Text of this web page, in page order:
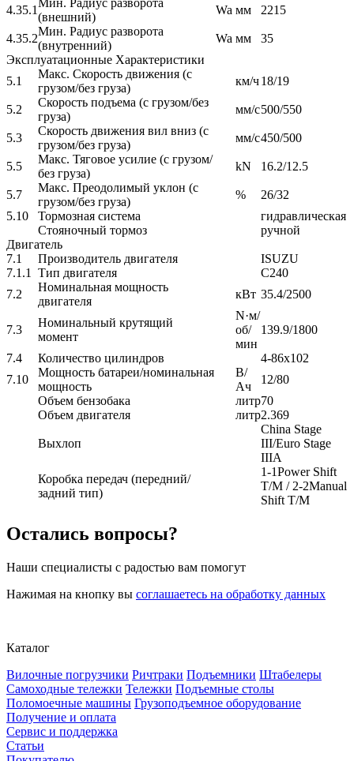
4.35.1
(внешний)
Wa мм 2215
4.35.2
Мин. Радиус разворота
(внутренний)
Wa мм
35
Эксплуатационные Характеристики
5.1
Макс. Скорость движения (с
грузом/без груза)
км/ч18/19
5.2
Скорость подъема (с грузом/без
груза)
мм/с500/550
5.3
Скорость движения вил вниз (с
грузом/без груза)
мм/с450/500
5.5
Макс. Тяговое усилие (с грузом/
без груза)
kN 16.2/12.5
5.7
Макс. Преодолимый уклон (с
грузом/без груза)
%
26/32
5.10
Тормозная система
гидравлическая
Стояночный тормоз
ручной
Двигатель
7.1
Производитель двигателя
ISUZU
7.1.1
Тип двигателя
C240
7.2
Номинальная мощность
двигателя
кВт 35.4/2500
7.3
Номинальный крутящий
момент
N·м/
об/
мин
139.9/1800
7.4 Количество цилиндров
4-86x102
7.10
Мощность батареи/номинальная
мощность
В/
Ач
12/80
Объем бензобака
литр70
Объем двигателя
литр2.369
Выхлоп
China Stage
III/Euro Stage
IIIA
Коробка передач (передний/
задний тип)
1-1Power Shift
T/M / 2-2Manual
Shift T/M
Остались вопросы?
Наши специалисты с радостью вам помогут
Нажимая на кнопку вы соглашаетесь на обработку данных
Каталог
Вилочные погрузчики Ричтраки Подъемники Штабелеры
Самоходные тележки Тележки Подъемные столы
Поломоечные машины Грузоподъемное оборудование
Получение и оплата
Сервис и поддержка
Статьи